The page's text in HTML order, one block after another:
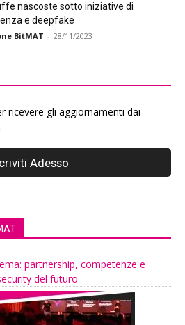
nascoste sotto iniziative di
e deepfake
BitMAT - 28/11/2023
ricevere gli aggiornamenti dai
partnership, competenze e
del futuro